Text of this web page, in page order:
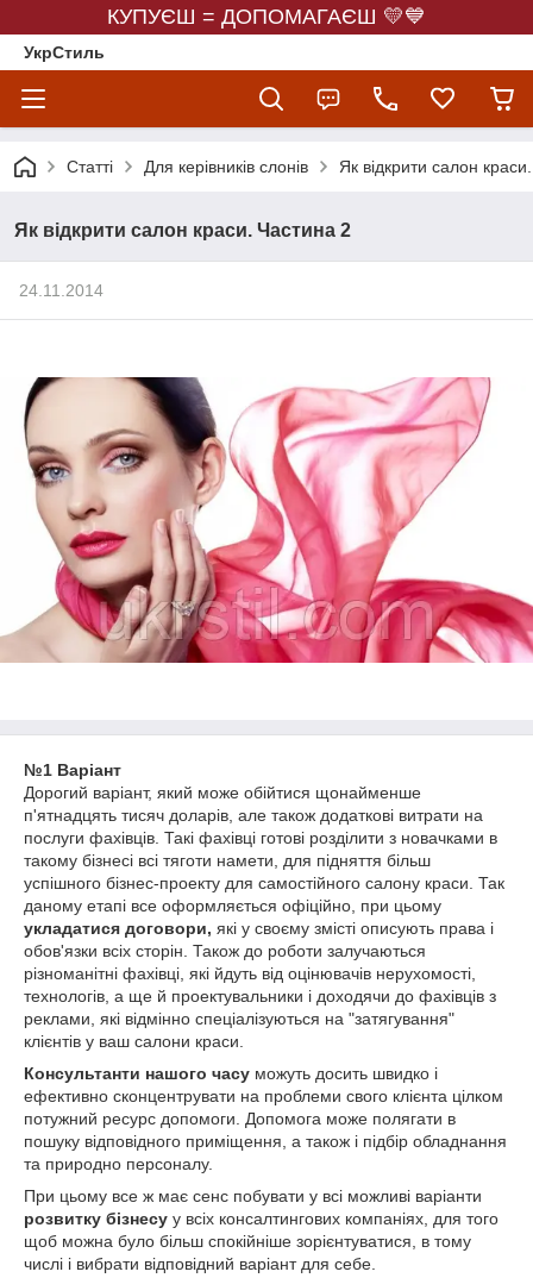
КУПУЄШ = ДОПОМАГАЄШ 💛💙
УкрСтиль
Статті Для керівників слонів Як відкрити салон
Як відкрити салон краси. Частина 2
24.11.2014
№1 Варіант
Дорогий варіант, який може обійтися щонайменше
п'ятнадцять тисяч доларів, але також додаткові витрати на
послуги фахівців. Такі фахівці готові розділити з новачками в
такому бізнесі всі тяготи намети, для підняття більш
успішного бізнес-проекту для самостійного салону краси. Так
даному етапі все оформляється офіційно, при цьому
укладатися договори, які у своєму змісті описують права і
обов'язки всіх сторін. Також до роботи залучаються
різноманітні фахівці, які йдуть від оцінювачів нерухомості,
технологів, а ще й проектувальники і доходячи до фахівців з
реклами, які відмінно спеціалізуються на "затягування"
клієнтів у ваш салони краси.
Консультанти нашого часу можуть досить швидко і
ефективно сконцентрувати на проблеми свого клієнта цілком
потужний ресурс допомоги. Допомога може полягати в
пошуку відповідного приміщення, а також і підбір обладнання
та природно персоналу.
При цьому все ж має сенс побувати у всі можливі варіанти
розвитку бізнесу у всіх консалтингових компаніях, для того
щоб можна було більш спокійніше зорієнтуватися, в тому
числі і вибрати відповідний варіант для себе.